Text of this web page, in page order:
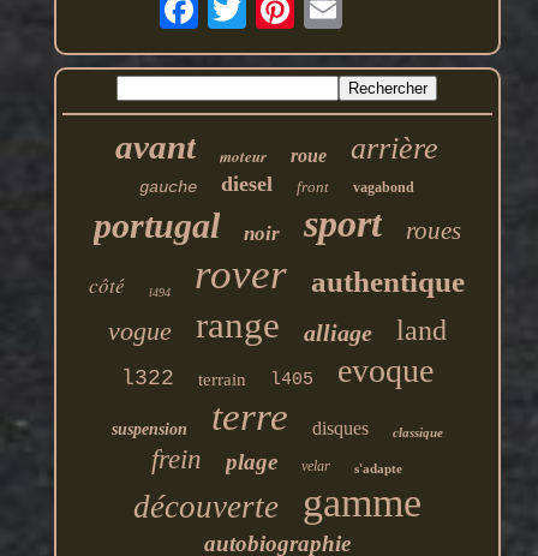
avant moteur roue arrière
gauche diesel front vagabond
portugal noir sport roues
côté l494 rover authentique
vogue range alliage land
l322 terrain l405 evoque
suspension terre disques classique
frein plage velar s'adapte
découverte gamme
autobiographie